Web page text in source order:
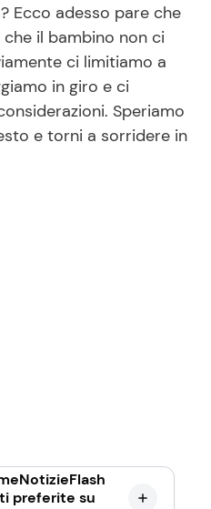
Ecco adesso pare che
il bambino non ci
ci limitiamo a
in giro e ci
Speriamo
e torni a sorridere in
preferite su